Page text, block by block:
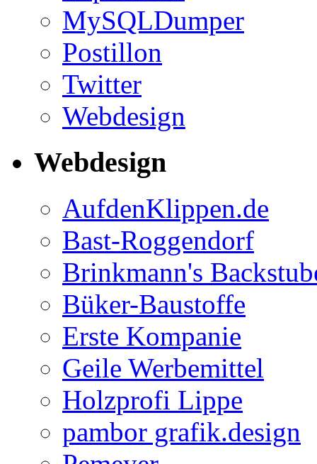
MySQLDumper
Postillon
Twitter
Webdesign
Webdesign
AufdenKlippen.de
Bast-Roggendorf
Brinkmann's
Büker-Baustoffe
Erste Kompanie
Geile Werbemittel
Holzprofi Lippe
pambor grafik.design